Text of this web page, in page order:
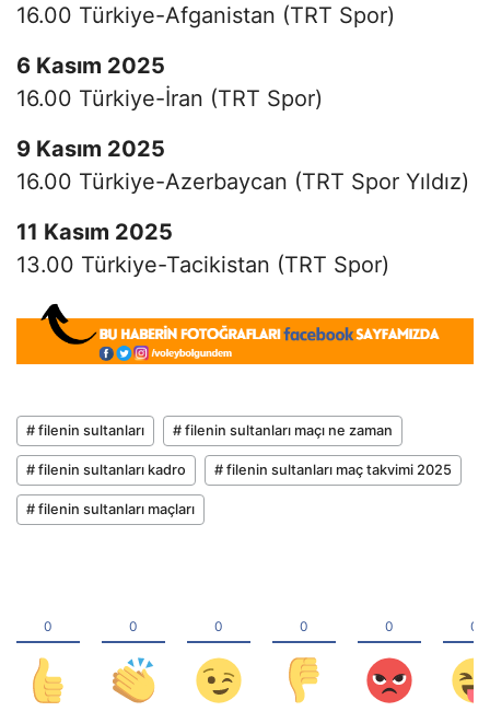
16.00 Türkiye-Afganistan (TRT Spor)
6 Kasım 2025
16.00 Türkiye-İran (TRT Spor)
9 Kasım 2025
16.00 Türkiye-Azerbaycan (TRT Spor Yıldız)
11 Kasım 2025
13.00 Türkiye-Tacikistan (TRT Spor)
# filenin sultanları # filenin sultanları maçı ne zaman
# filenin sultanları kadro # filenin sultanları maç takvimi 2025
# filenin sultanları maçları